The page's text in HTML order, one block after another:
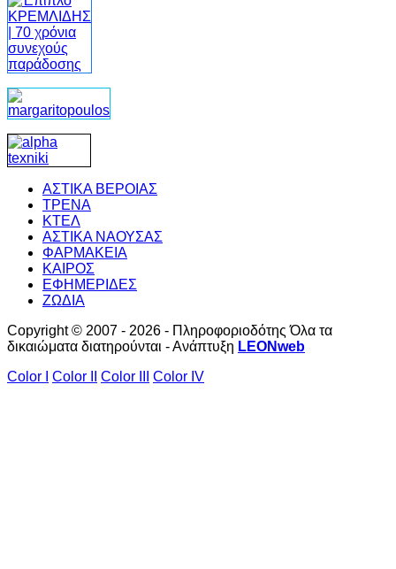
ΑΣΤΙΚΑ ΒΕΡΟΙΑΣ
ΤΡΕΝΑ
ΚΤΕΛ
ΑΣΤΙΚΑ ΝΑΟΥΣΑΣ
ΦΑΡΜΑΚΕΙΑ
ΚΑΙΡΟΣ
ΕΦΗΜΕΡΙΔΕΣ
ΖΩΔΙΑ
Copyright © 2007 - 2026 - Πληροφοριοδότης Όλα τα
δικαιώματα διατηρούνται - Ανάπτυξη LEONweb
Color I
Color II Color III Color IV